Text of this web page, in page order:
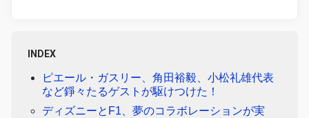
INDEX
ピエール・ガスリー、角田裕毅、小松礼雄代表
など錚々たるゲストが駆けつけた！
ディズニーとF1、夢のコラボレーションが実